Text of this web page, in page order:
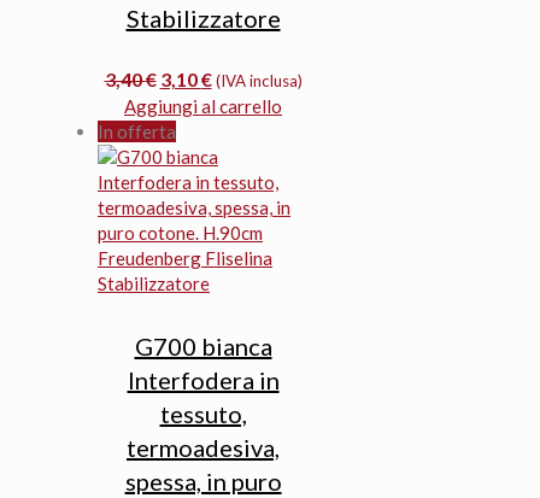
Stabilizzatore
3,40€ Il
prezzo
originale
era:
3,40 €.
3,10€Il
prezzo
è:
3,10 €.
(IVA inclusa)
Aggiungi al carrello
In offerta
G700 bianca
Interfodera in
tessuto,
termoadesiva,
spessa, in puro